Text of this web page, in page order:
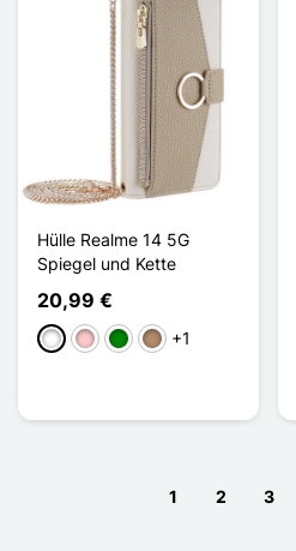
Hülle Realme 14 5G
Spiegel und Kette
20,99 €
WeißPinkGrünTaupe
+1
1 2 3